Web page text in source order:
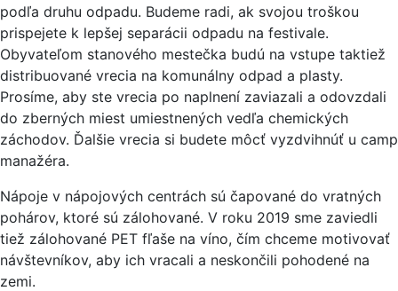
podľa druhu odpadu. Budeme radi, ak svojou troškou
prispejete k lepšej separácii odpadu na festivale.
Obyvateľom stanového mestečka budú na vstupe taktiež
distribuované vrecia na komunálny odpad a plasty.
Prosíme, aby ste vrecia po naplnení zaviazali a odovzdali
do zberných miest umiestnených vedľa chemických
záchodov. Ďalšie vrecia si budete môcť vyzdvihnúť u camp
manažéra.
Nápoje v nápojových centrách sú čapované do vratných
pohárov, ktoré sú zálohované. V roku 2019 sme zaviedli
tiež zálohované PET fľaše na víno, čím chceme motivovať
návštevníkov, aby ich vracali a neskončili pohodené na
zemi.